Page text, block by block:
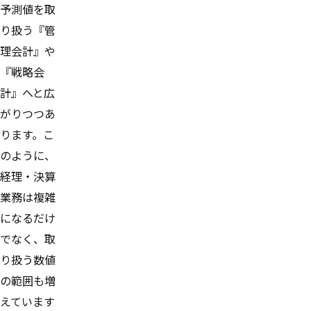
予測値を取
り扱う『管
理会計』や
『戦略会
計』へと広
がりつつあ
ります。こ
のように、
経理・決算
業務は複雑
になるだけ
でなく、取
り扱う数値
の範囲も増
えています